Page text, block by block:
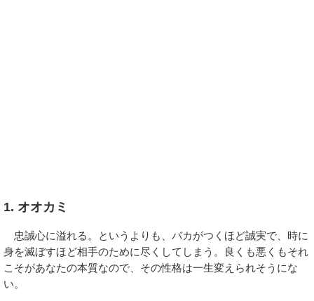
1. オオカミ
忠誠心に溢れる。というよりも、バカがつくほど誠実で、時に
身を滅ぼすほど相手のために尽くしてしまう。良くも悪くもそれ
こそがあなたの本質なので、その性格は一生変えられそうにな
い。